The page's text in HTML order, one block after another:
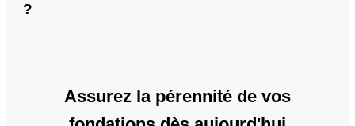
?
Assurez la pérennité de vos